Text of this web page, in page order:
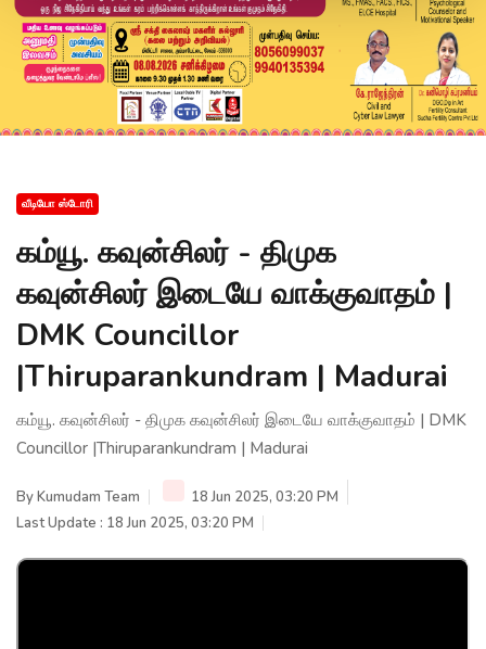
வீடியோ ஸ்டோரி
கம்யூ. கவுன்சிலர் - திமுக
கவுன்சிலர் இடையே வாக்குவாதம் |
DMK Councillor
|Thiruparankundram | Madurai
கம்யூ. கவுன்சிலர் - திமுக கவுன்சிலர் இடையே வாக்குவாதம் | DMK
Councillor |Thiruparankundram | Madurai
ByKumudam Team
18 Jun 2025, 03:20 PM
Last Update : 18 Jun 2025, 03:20 PM